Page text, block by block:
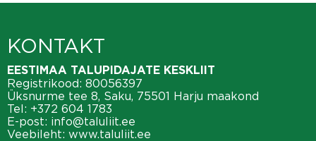
KONTAKT
EESTIMAA TALUPIDAJATE KESKLIIT
Registrikood: 80056397
Üksnurme tee 8, Saku, 75501 Harju maakond
Tel: +372 604 1783
E-post: info@taluliit.ee
Veebileht: www.taluliit.ee